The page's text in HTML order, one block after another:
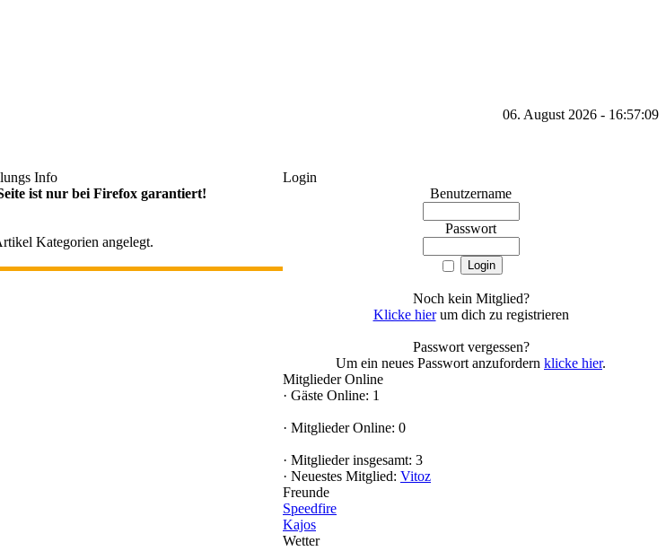
06. August 2026 - 16:57:09
Info
ist nur bei Firefox garantiert!
Kategorien angelegt.
Login
Benutzername
Passwort
Noch kein Mitglied?
Klicke hierum dich zu registrieren
Passwort vergessen?
Um ein neues Passwort anzufordern klicke hier.
Mitglieder Online
· Gäste Online: 1
· Mitglieder Online: 0
· Mitglieder insgesamt: 3
· Neuestes Mitglied: Vitoz
Freunde
Speedfire
Kajos
Wetter